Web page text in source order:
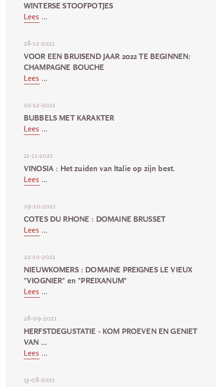
WINTERSE STOOFPOTJES
Lees ...
28-12-2021
VOOR EEN BRUISEND JAAR 2022 TE BEGINNEN:
CHAMPAGNE BOUCHE
Lees ...
02-12-2021
BUBBELS MET KARAKTER
Lees ...
12-11-2021
VINOSIA : Het zuiden van Italie op zijn best.
Lees ...
29-10-2021
COTES DU RHONE : DOMAINE BRUSSET
Lees ...
22-10-2021
NIEUWKOMERS : DOMAINE PREIGNES LE VIEUX
"VIOGNIER" en "PREIXANUM"
Lees ...
28-09-2021
HERFSTDEGUSTATIE - KOM PROEVEN EN GENIET
VAN ...
Lees ...
13-08-2021